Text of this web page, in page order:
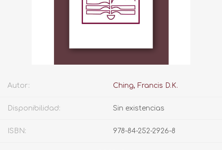
Autor: Ching, Francis D.K.
Disponibilidad: Sin existencias
ISBN: 978-84-252-2926-8